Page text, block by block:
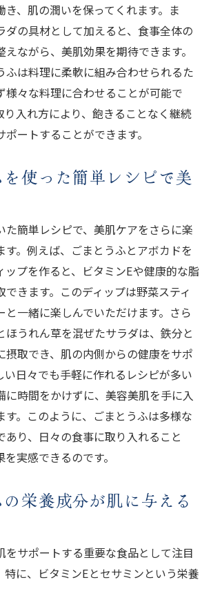
えるごまとうふの重要成分とは
ふの成分が肌に与える具体的な影
を整えるごまとうふのパワー
肌ごまとうふの成分に関する最新研
で肌を守る！ごまとうふの可能性
の効果を最大限に活かすごまとう
法
用で肌を守るセサミンの力
による肌のバリア機能の強化
ごまとうふの未来の可能性
ったりな美容美肌ごまとうふの活
日にごまとうふを取り入れるコツ
ごまとうふの手軽な摂取法
に合わせたごまとうふの活用アイ
性のライフスタイルに合ったごまと
ふを使った美容習慣の提案
取り入れて健康的な輝きを手に入
き、肌の潤いを保ってくれます。ま
ダの具材として加えると、食事全体の
ながら、美肌効果を期待できます。
ふは料理に柔軟に組み合わせられるた
様々な料理に合わせることが可能で
り入れ方により、飽きることなく継続
ートすることができます。
使った簡単レシピで美
た簡単レシピで、美肌ケアをさらに楽
す。例えば、ごまとうふとアボカドを
ップを作ると、ビタミンEや健康的な脂
できます。このディップは野菜スティ
と一緒に楽しんでいただけます。さら
ほうれん草を混ぜたサラダは、鉄分と
摂取でき、肌の内側からの健康をサポ
い日々でも手軽に作れるレシピが多い
に時間をかけずに、美容美肌を手に入
す。このように、ごまとうふは多様な
あり、日々の食事に取り入れること
実感できるのです。
栄養成分が肌に与える
をサポートする重要な食品として注目
特に、ビタミンEとセサミンという栄養